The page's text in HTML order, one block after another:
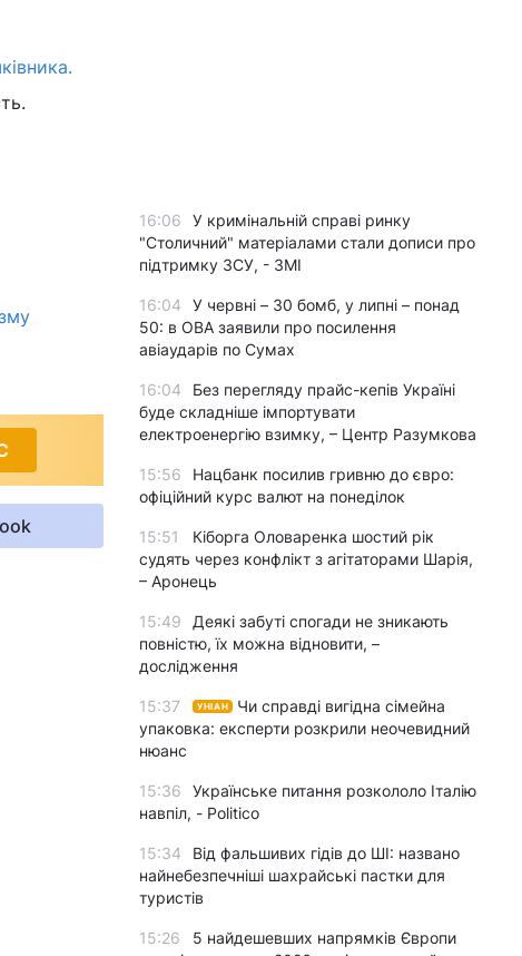
16:06
У кримінальній справі ринку
"Столичний" матеріалами стали дописи про
підтримку ЗСУ, - ЗМІ
16:04
У червні – 30 бомб, у липні – понад
50: в ОВА заявили про посилення
авіаударів по Сумах
16:04
Без перегляду прайс-кепів Україні
буде складніше імпортувати
електроенергію взимку, – Центр Разумкова
15:56
Нацбанк посилив гривню до євро:
офіційний курс валют на понеділок
15:51
Кіборга Оловаренка шостий рік
судять через конфлікт з агітаторами Шарія,
– Аронець
15:49
Деякі забуті спогади не зникають
повністю, їх можна відновити, –
дослідження
15:37 УНІАН
Чи справді вигідна сімейна
упаковка: експерти розкрили неочевидний
нюанс
15:36
Українське питання розкололо Італію
навпіл, - Politico
15:34
Від фальшивих гідів до ШІ: названо
найнебезпечніші шахрайські пастки для
туристів
15:26
5 найдешевших напрямків Європи